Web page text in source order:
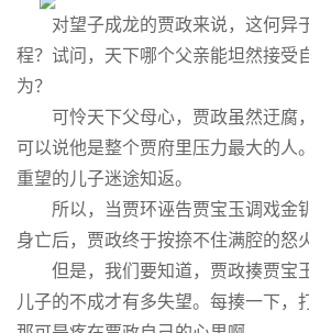
对望子成龙的贾政来说，这何异
程？试问，天下哪个父亲能坦然接受
为？
可怜天下父母心，贾政虽然迂腐
可以说他是整个贾府里压力最大的人
重望的儿子迷途知返。
所以，当贾环诬告贾宝玉调戏金
身亡后，贾政终于按捺不住满腔的怒
但是，我们要知道，贾政揍贾宝
儿子的不成才有多失望。每揍一下，